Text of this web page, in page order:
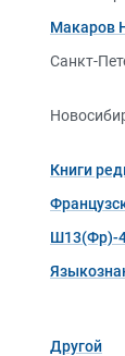
Макаров
Санкт-
Книги
Ш13(Фр)-
Другой